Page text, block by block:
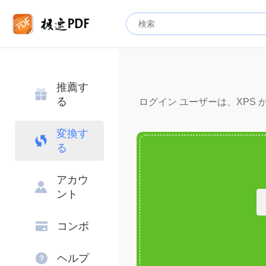
推薦す
る
変換す
る
アカウ
ント
コンボ
ヘルプ
ログイン ユーザーは、XPS